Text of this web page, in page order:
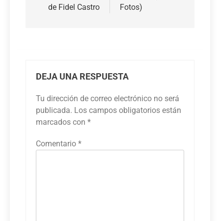
de Fidel Castro
Fotos)
DEJA UNA RESPUESTA
Tu dirección de correo electrónico no será
publicada. Los campos obligatorios están
marcados con *
Comentario *